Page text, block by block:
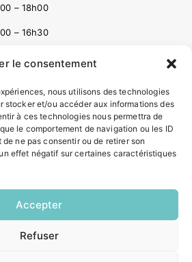
le consentement
nous utilisons des technologies
stocker et/ou accéder aux informations des
à ces technologies nous permettra de
le comportement de navigation ou les ID
ne pas consentir ou de retirer son
effet négatif sur certaines caractéristiques
Accepter
Refuser
– 18h00
– 16h30
LÉGALES